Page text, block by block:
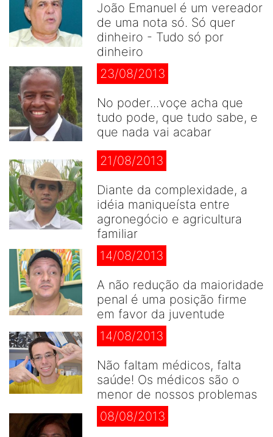
João Emanuel é um vereador
de uma nota só. Só quer
dinheiro - Tudo só por
dinheiro
23/08/2013
No poder...voçe acha que
tudo pode, que tudo sabe, e
que nada vai acabar
21/08/2013
Diante da complexidade, a
idéia maniqueísta entre
agronegócio e agricultura
familiar
14/08/2013
A não redução da maioridade
penal é uma posição firme
em favor da juventude
14/08/2013
Não faltam médicos, falta
saúde! Os médicos são o
menor de nossos problemas
08/08/2013